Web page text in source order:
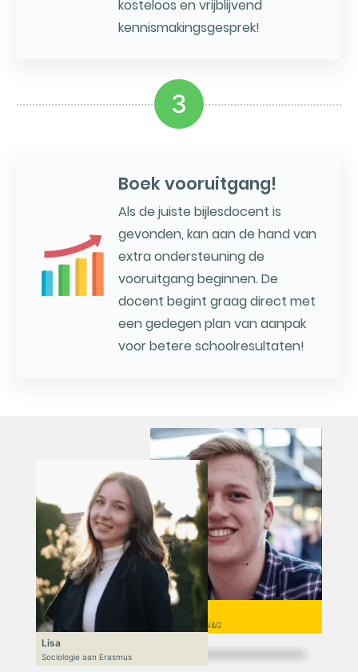
kosteloos en vrijblijvend
kennismakingsgesprek!
3
Boek vooruitgang!
Als de juiste bijlesdocent is
gevonden, kan aan de hand van
extra ondersteuning de
vooruitgang beginnen. De
docent begint graag direct met
een gedegen plan van aanpak
voor betere schoolresultaten!
Niek
VWO 6, N&T/N&G
Lisa
Sociologie aan Erasmus